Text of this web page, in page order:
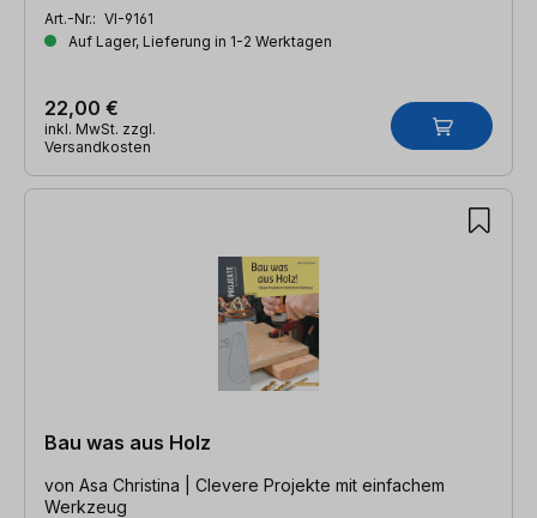
Art.-Nr.: VI-9161
Auf Lager, Lieferung in 1-2 Werktagen
22,00 €
inkl. MwSt. zzgl.
Versandkosten
Bau was aus Holz
von Asa Christina | Clevere Projekte mit einfachem
Werkzeug